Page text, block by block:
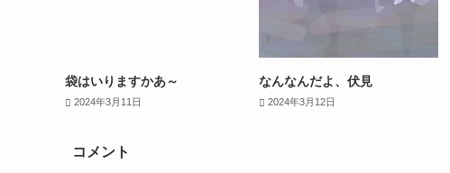
袋はいりますかあ～
2024年3月11日
なんなんだよ、伏見
2024年3月12日
コメント